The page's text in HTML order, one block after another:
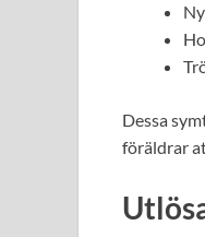
Dessa
föräldrar